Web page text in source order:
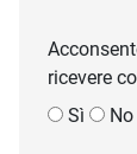
ricevere
Sì
No